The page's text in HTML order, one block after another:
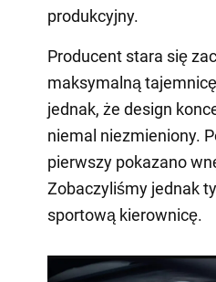
produkcyjny.
Producent stara się
maksymalną
jednak, że design
niemal niezmieniony.
pierwszy pokazano
Zobaczyliśmy jednak
sportową kierownicę.